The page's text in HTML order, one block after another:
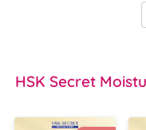
HSK Secret